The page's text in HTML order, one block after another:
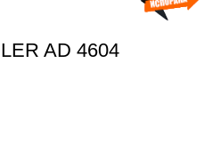
AD 4604